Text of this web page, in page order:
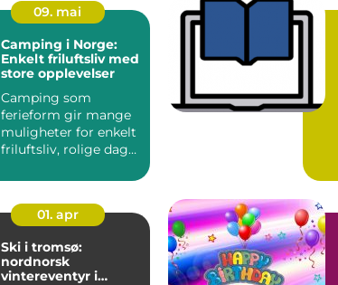
09. mai
Camping i Norge:
Enkelt friluftsliv med
store opplevelser
Camping som
ferieform gir mange
muligheter for enkelt
friluftsliv, rolige dager
01. apr
Ski i tromsø:
nordnorsk
vintereventyr i